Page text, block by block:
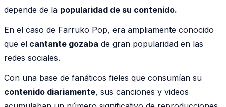
depende de la popularidad de su contenido.
En el caso de Farruko Pop, era ampliamente conocido
que el cantante gozaba de gran popularidad en las
redes sociales.
Con una base de fanáticos fieles que consumían su
contenido diariamente, sus canciones y videos